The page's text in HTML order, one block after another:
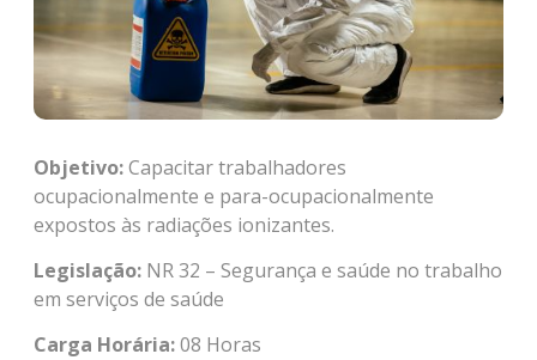
Objetivo:Capacitar trabalhadores
ocupacionalmente e para-ocupacionalmente
expostos às radiações ionizantes.
Legislação: NR 32 – Segurança e saúde no trabalho
em serviços de saúde
Carga Horária:08 Horas